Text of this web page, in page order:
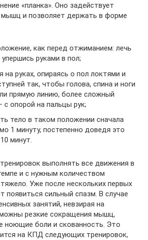
«планка». Оно задействует
мышц и позволяет держать в форме
как перед отжиманием: лечь
руками в пол;
на руках, опираясь о пол локтями и
так, чтобы голова, спина и ноги
прямую линию, более сложный
с опорой на пальцы рук;
тело в таком положении сначала
1 минуту, постепенно доведя это
минут.
выполнять все движения в
и с нужным количеством
Уже после нескольких первых
появиться сильный спазм. В случае
занятий, невзирая на
резкие сокращения мышц,
ноющие боли и скованность. Это
на КПД следующих тренировок,